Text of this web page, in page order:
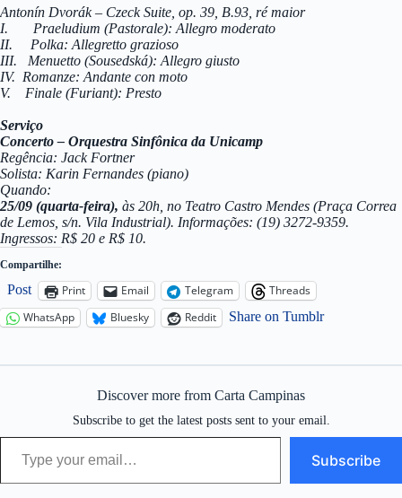
Antonín Dvorák – Czeck Suite, op. 39, B.93, ré maior
I. Praeludium (Pastorale): Allegro moderato
II. Polka: Allegretto grazioso
III. Menuetto (Sousedská): Allegro giusto
IV. Romanze: Andante con moto
V. Finale (Furiant): Presto
Serviço
Concerto – Orquestra Sinfônica da Unicamp
Regência: Jack Fortner
Solista: Karin Fernandes (piano)
Quando:
25/09 (quarta-feira), às 20h, no Teatro Castro Mendes (Praça Correa
de Lemos, s/n. Vila Industrial). Informações: (19) 3272-9359.
Ingressos: R$ 20 e R$ 10.
Compartilhe:
Post Print Email Telegram
Threads
WhatsApp
Bluesky Reddit Share on Tumblr
Discover more from Carta Campinas
Subscribe to get the latest posts sent to your email.
Type your email…
Subscribe